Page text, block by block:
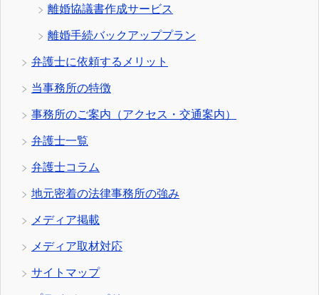
離婚協議書作成サービス
離婚手続バックアッププラン
弁護士に依頼するメリット
当事務所の特徴
事務所のご案内（アクセス・交通案内）
弁護士一覧
弁護士コラム
地元密着の法律事務所の強み
メディア掲載
メディア取材対応
サイトマップ